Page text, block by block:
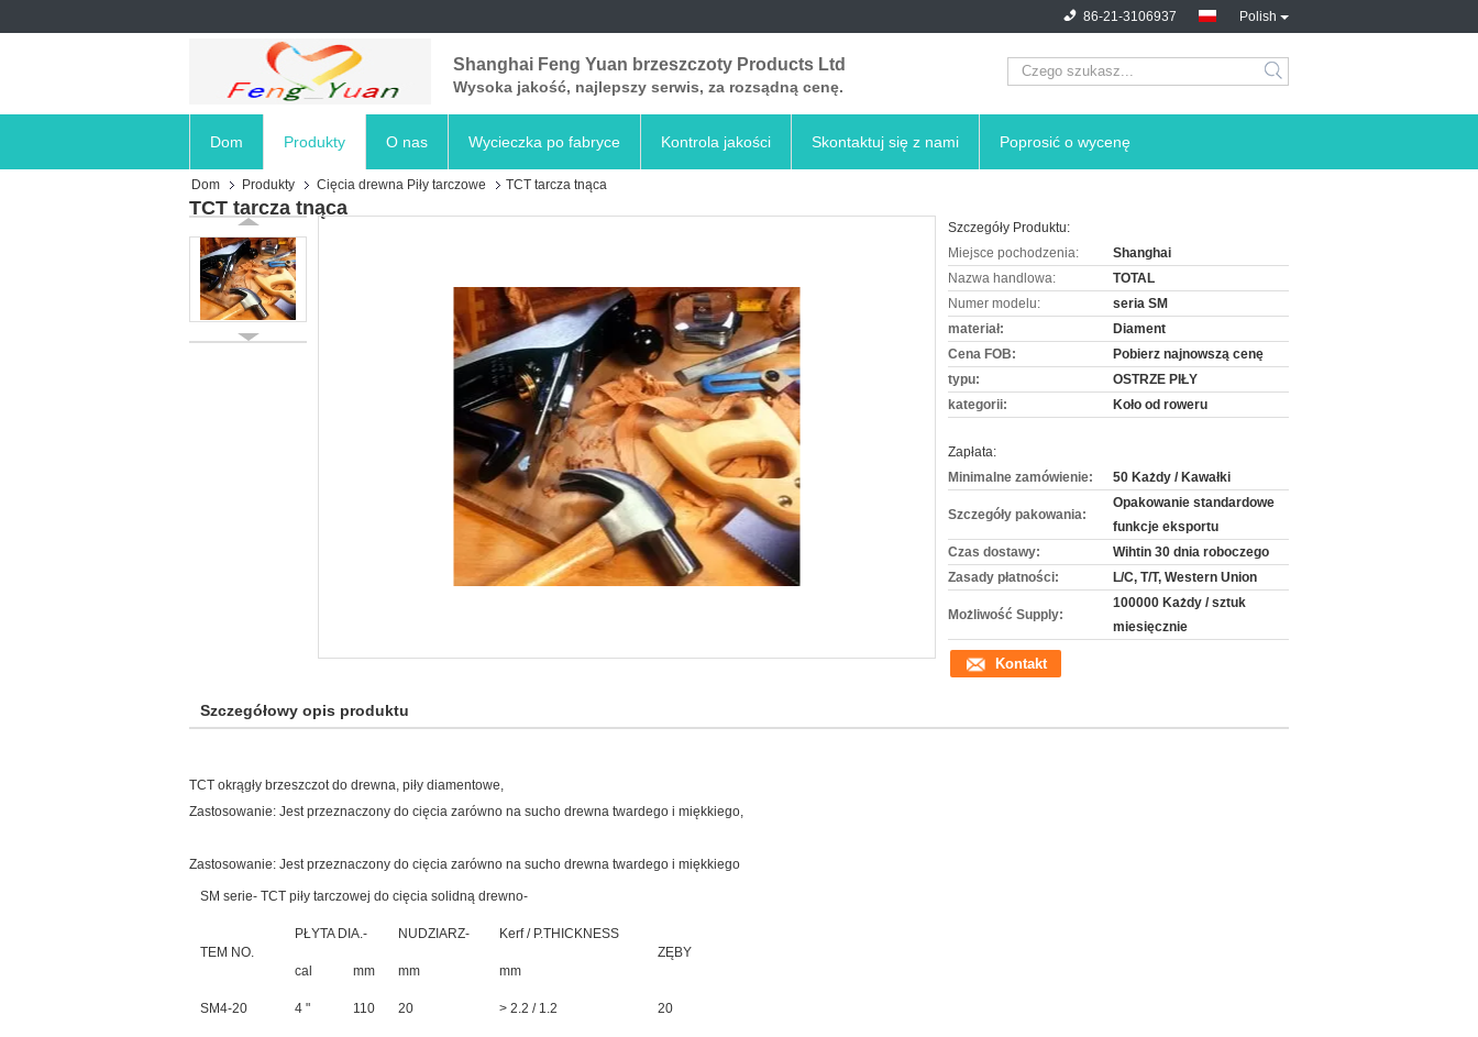
Polish
86-21-3106937
Shanghai Feng Yuan brzeszczoty Products Ltd
Wysoka jakość, najlepszy serwis, za rozsądną cenę.
Dom Produkty O nas Wycieczka po fabryce Kontrola jakości Skontaktuj się z nami Poprosić o wycenę
Dom Produkty Cięcia drewna Piły tarczowe TCT tarcza tnąca
TCT tarcza tnąca
Szczegóły Produktu:
Miejsce pochodzenia:
Shanghai
Nazwa handlowa:
TOTAL
Numer modelu:
seria SM
materiał:
Diament
Cena FOB:
Pobierz najnowszą cenę
typu:
OSTRZE PIŁY
kategorii:
Koło od roweru
Zapłata:
Minimalne zamówienie:
50 Każdy / Kawałki
Szczegóły pakowania:
Opakowanie standardowe
funkcje eksportu
Czas dostawy:
Wihtin 30 dnia roboczego
Zasady płatności:
L/C, T/T, Western Union
Możliwość Supply:
100000 Każdy / sztuk
miesięcznie
Kontakt
Szczegółowy opis produktu
TCT okrągły brzeszczot do drewna, piły diamentowe,
Zastosowanie: Jest przeznaczony do cięcia zarówno na sucho drewna twardego i miękkiego,
Zastosowanie: Jest przeznaczony do cięcia zarówno na sucho drewna twardego i miękkiego
SM serie- TCT piły tarczowej do cięcia solidną drewno-
TEM NO.
PŁYTA DIA.- NUDZIARZ-
Kerf / P.THICKNESS
ZĘBY
cal
mm mm mm
SM4-20 4 " 110 20 > 2.2 / 1.2 20